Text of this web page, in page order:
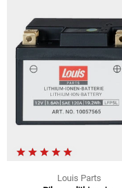
Louis Parts